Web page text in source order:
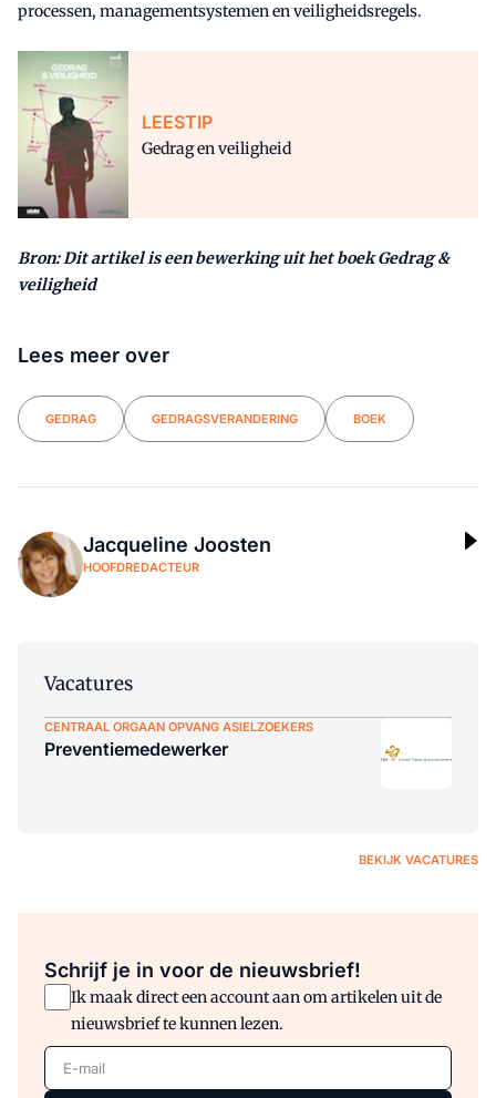
processen, managementsystemen en veiligheidsregels.
LEESTIP
Gedrag en veiligheid
Bron: Dit artikel is een bewerking uit het boek Gedrag &
veiligheid
Lees meer over
GEDRAG GEDRAGSVERANDERING BOEK
Jacqueline Joosten
HOOFDREDACTEUR
Vacatures
CENTRAAL ORGAAN OPVANG ASIELZOEKERS
Preventiemedewerker
BEKIJK VACATURES
Schrijf je in voor de nieuwsbrief!
Ik maak direct een account aan om artikelen uit de
nieuwsbrief te kunnen lezen.
E-mail